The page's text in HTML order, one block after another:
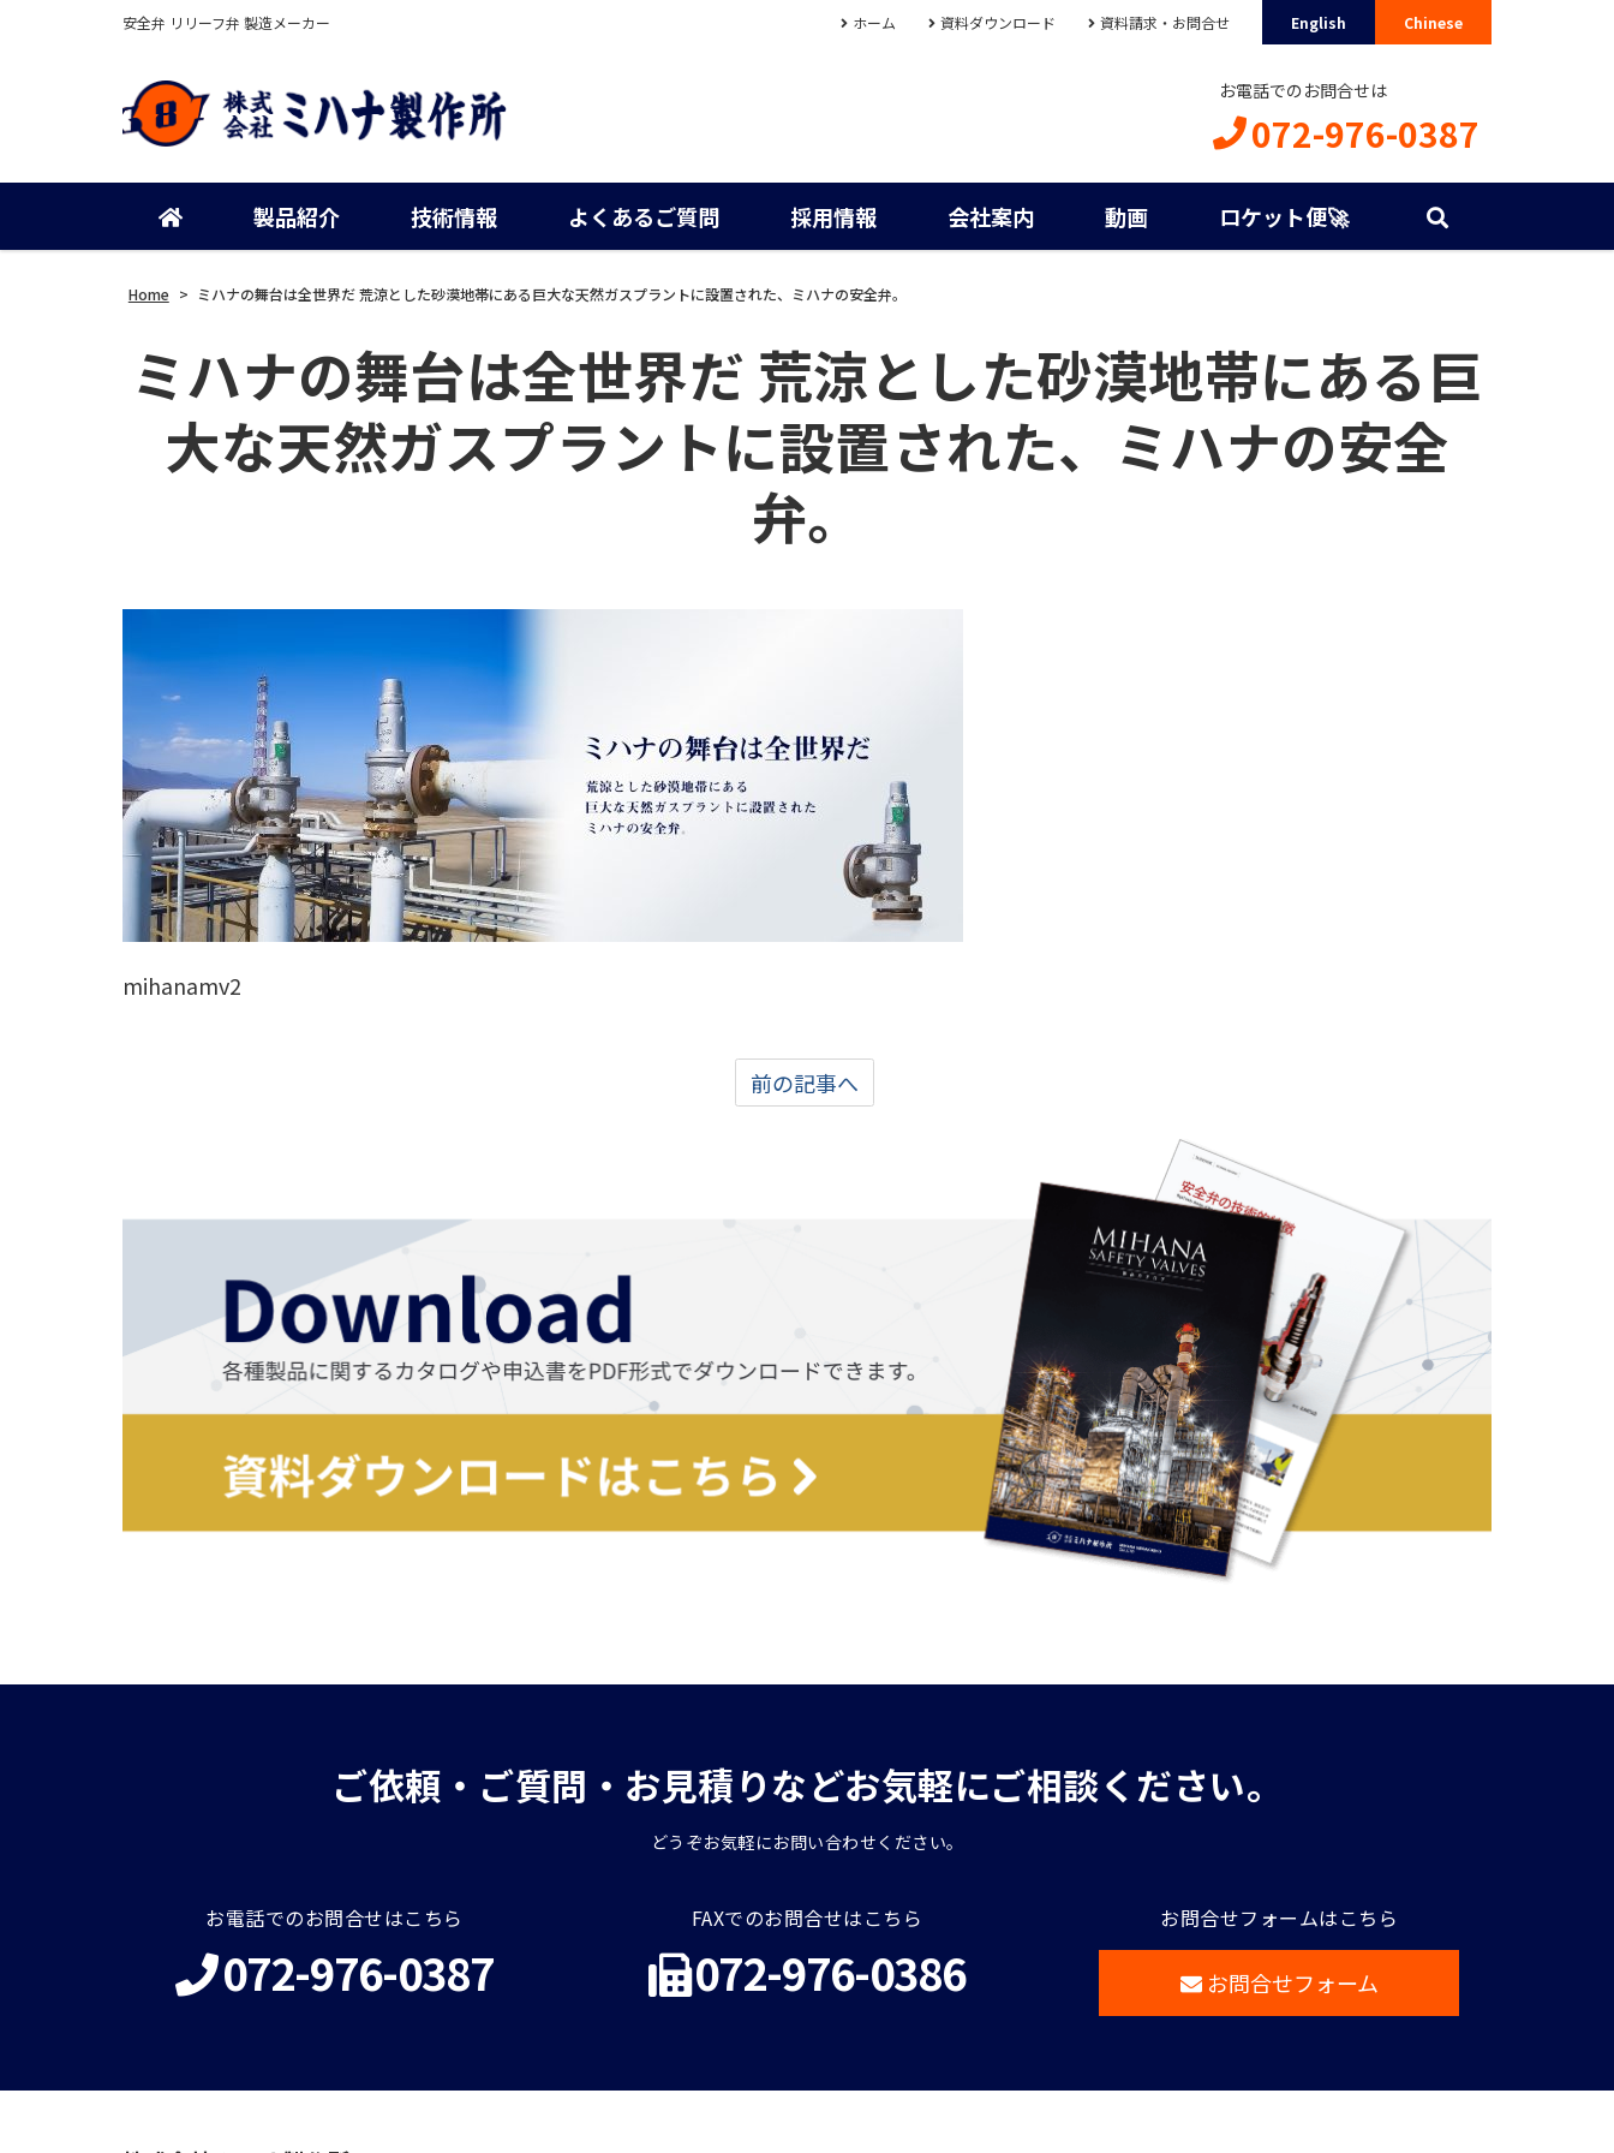
安全弁 リリーフ弁 製造メーカー ホーム 資料ダウンロード 資料請求・お問合せ English Chinese
お電話でのお問合せは
072-976-0387
製品紹介 技術情報 よくあるご質問 採用情報 会社案内 動画 ロケット便🚀
Home > ミハナの舞台は全世界だ 荒涼とした砂漠地帯にある巨大な天然ガスプラントに設置された、ミハナの安全弁。
ミハナの舞台は全世界だ 荒涼とした砂漠地帯にある巨
大な天然ガスプラントに設置された、ミハナの安全
弁。
mihanamv2
前の記事へ
ご依頼・ご質問・お見積りなどお気軽にご相談ください。
どうぞお気軽にお問い合わせください。
お電話でのお問合せはこちら
072-976-0387
FAXでのお問合せはこちら
072-976-0386
お問合せフォームはこちら
お問合せフォーム